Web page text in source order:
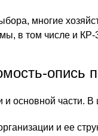
многие
в том числе и КР-
опись
и основной части.
и ее